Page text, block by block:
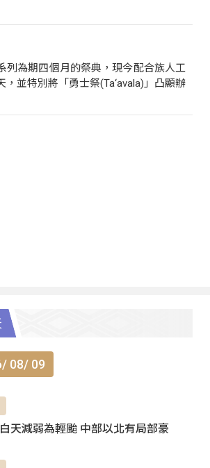
列為期四個月的祭典，現今配合族人工
，並特別將「勇士祭(Ta‘avala)」凸顯辦
08/ 09
天減弱為輕颱 中部以北有局部豪